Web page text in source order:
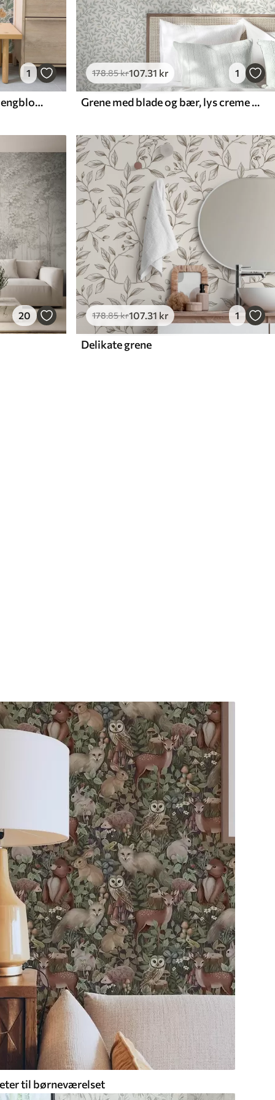
1
Håndtegnet illustration af engblomster i varme farver
178.85kr107.31 kr 1
Grene med blade og bær, lys creme og salvie
20 178.85kr107.31 kr 1
Delikate grene
til børneværelset